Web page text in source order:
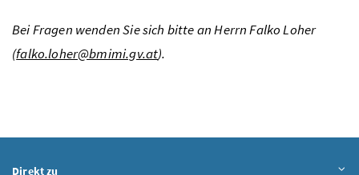
Bei Fragen wenden Sie sich bitte an Herrn Falko Loher
(falko.loher@bmimi.gv.at).
Direkt zu